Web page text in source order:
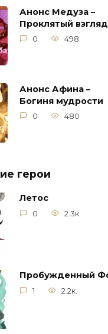
Анонс Медуза –
Проклятый взгляд
0 498
Анонс Афина –
Богиня мудрости
0 480
герои
Летос
0 2.3к.
Пробужденный
1 2.2к.